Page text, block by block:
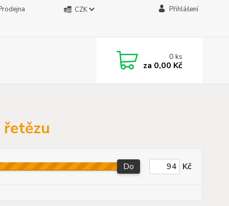
CZK Přihlášení
0ks
za 0,00 Kč
řetězu
Do Kč